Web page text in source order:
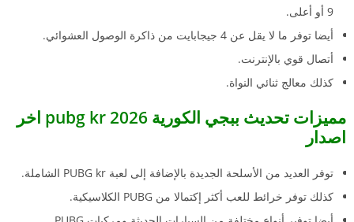
9 أو أعلى.
أيضا توفر ما لا يقل عن 4 جيجابايت من ذاكرة الوصول العشوائي.
أتصال قوي بالإنترنت.
كذلك معالج ثنائي النواة.
مميزات تحديث ببجي الكورية 2026 pubg kr اخر
اصدار
توفر العديد من الأسلحة الجديدة بالإضافة إلى لعبة PUBG kr الشاملة.
كذلك توفر خرائط للعب أكثر إكتمالا من PUBG الكلاسيكية.